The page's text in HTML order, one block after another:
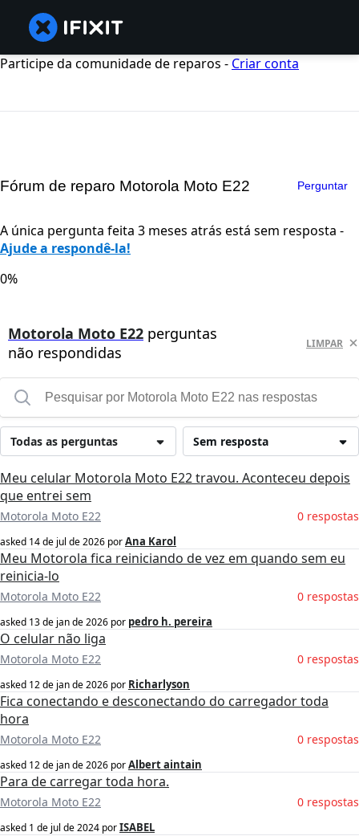
Participe da comunidade de reparos - Criar conta
Fórum de reparo Motorola Moto E22 Perguntar
A única pergunta feita 3 meses atrás está sem resposta -
Ajude a respondê-la!
0%
Motorola Moto E22 perguntas
não respondidas
LIMPAR
Sem resposta
Todas as perguntas
Meu celular Motorola Moto E22 travou. Aconteceu depois
que entrei sem
Motorola Moto E22 0 respostas
asked 14 de jul de 2026 porAna Karol
Meu Motorola fica reiniciando de vez em quando sem eu
reinicia-lo
Motorola Moto E22 0 respostas
asked 13 de jan de 2026 por pedro h. pereira
O celular não liga
Motorola Moto E22 0 respostas
asked 12 de jan de 2026 por Richarlyson
Fica conectando e desconectando do carregador toda
hora
Motorola Moto E22 0 respostas
asked 12 de jan de 2026 porAlbert aintain
Para de carregar toda hora.
Motorola Moto E22 0 respostas
asked 1 de jul de 2024 porISABEL